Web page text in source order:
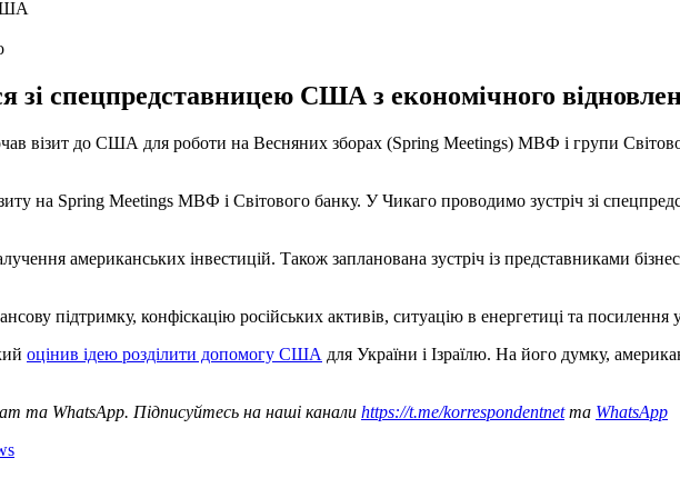
зі спецпредставницею США з економічного
візит до США для роботи на Весняних зборах (Spring Meetings) МВФ і групи
на Spring Meetings МВФ і Світового банку. У Чикаго проводимо зустріч зі
американських інвестицій. Також запланована зустріч із представниками
підтримку, конфіскацію російських активів, ситуацію в енергетиці та
оцінив ідею розділити допомогу США для України і Ізраїлю. На його думку,
та WhatsApp. Підписуйтесь на наші канали https://t.me/korrespondentnetта WhatsApp